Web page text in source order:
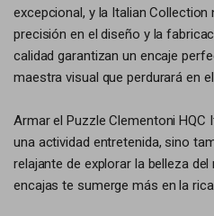
excepcional, y la Italian
precisión en el diseño y la
calidad garantizan un encaje
maestra visual que perdurará en
Armar el Puzzle Clementoni
una actividad entretenida, sino
relajante de explorar la belleza
encajas te sumerge más en la